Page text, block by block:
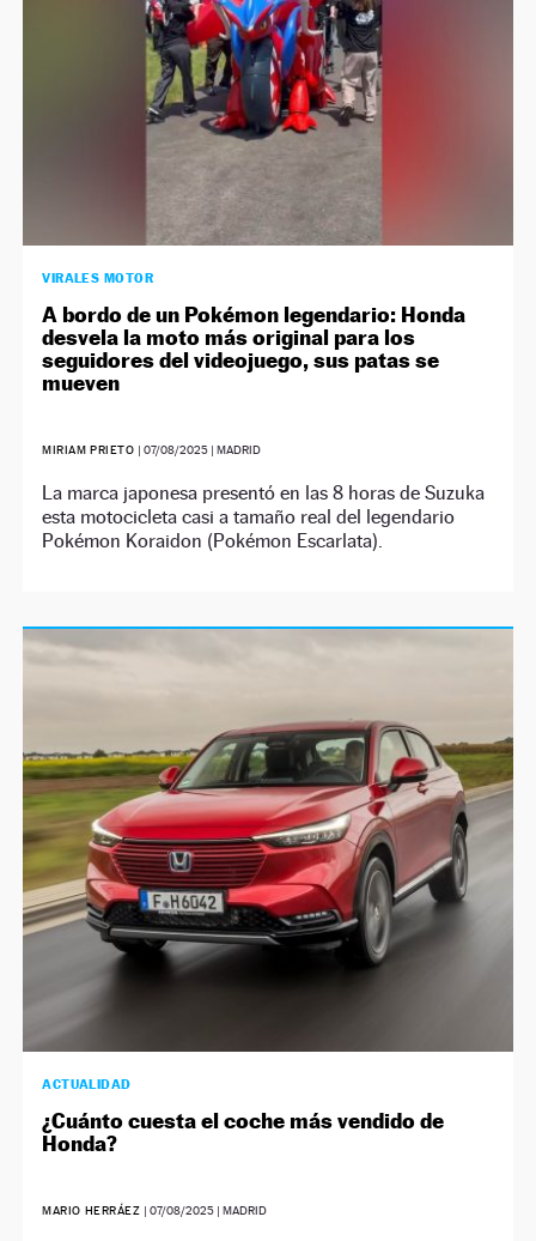
VIRALES MOTOR
A bordo de un Pokémon legendario: Honda
desvela la moto más original para los
seguidores del videojuego, sus patas se
mueven
MIRIAM PRIETO |07/08/2025 | MADRID
La marca japonesa presentó en las 8 horas de Suzuka
esta motocicleta casi a tamaño real del legendario
Pokémon Koraidon (Pokémon Escarlata).
ACTUALIDAD
¿Cuánto cuesta el coche más vendido de
Honda?
MARIO HERRÁEZ |07/08/2025 | MADRID